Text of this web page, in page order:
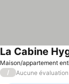
Maison/appartement
La Cabine
/ Aucune évaluation